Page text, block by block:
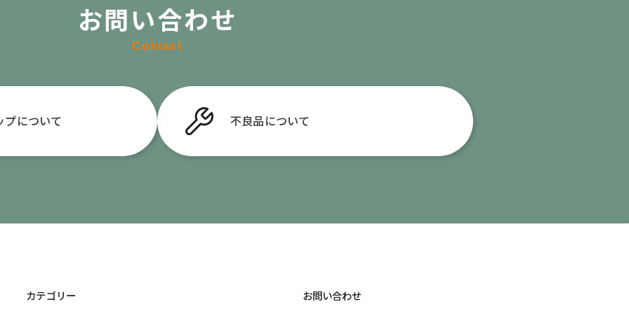
お問い合わせ
Contact
プについて 不良品 について
カテゴリー お問い合わせ